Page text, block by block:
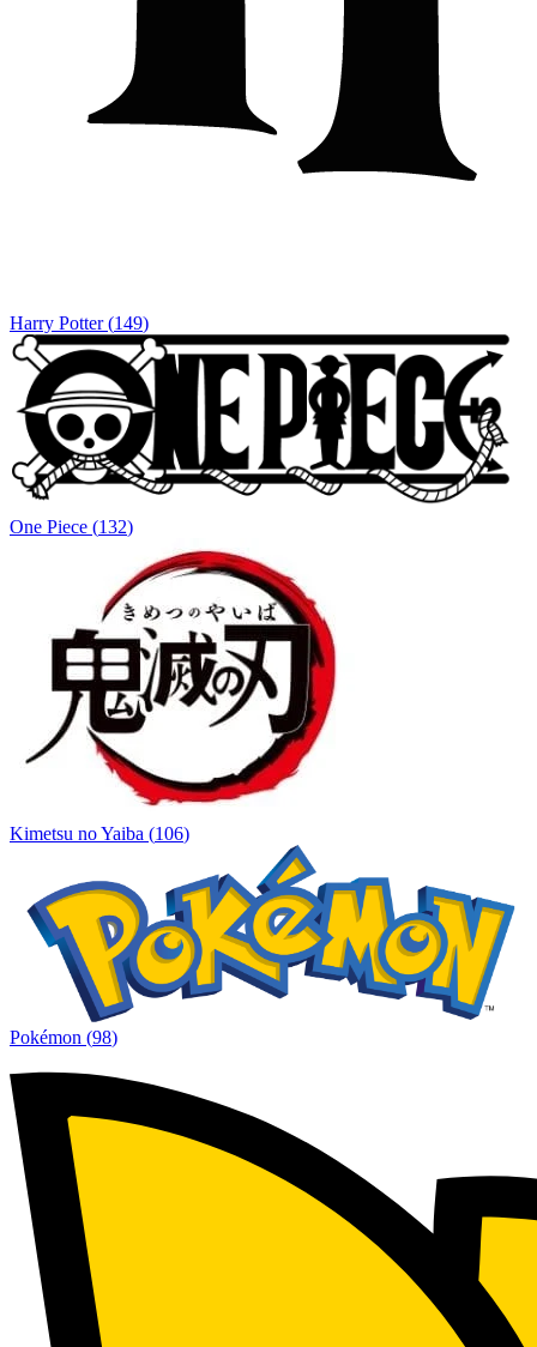
Harry Potter (149)
One Piece (132)
Kimetsu no Yaiba (106)
Pokémon (98)